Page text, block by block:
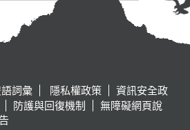
詞彙 隱私權政策
資訊安全政
防護與回復機制
無障礙網頁說